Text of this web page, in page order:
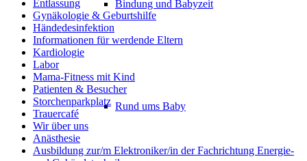
Bindung und Babyzeit
Rund ums Baby
Entlassung
Gynäkologie & Geburtshilfe
Händedesinfektion
Informationen für werdende Eltern
Kardiologie
Labor
Mama-Fitness mit Kind
Patienten & Besucher
Storchenparkplatz
Trauercafé
Wir über uns
Anästhesie
Ausbildung zur/m Elektroniker/in der Fachrichtung Energie-